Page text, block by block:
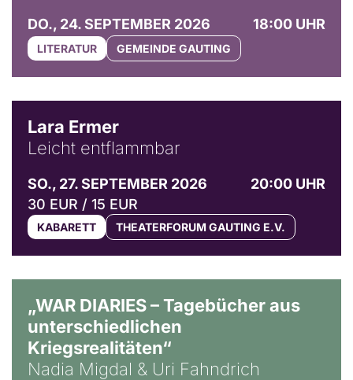
DO., 24. SEPTEMBER 2026 18:00 UHR
LITERATUR GEMEINDE GAUTING
Lara Ermer
Leicht entflammbar
SO., 27. SEPTEMBER 2026
20:00 UHR
30 EUR / 15 EUR
KABARETT THEATERFORUM GAUTING E.V.
„WAR DIARIES – Tagebücher aus
unterschiedlichen
Kriegsrealitäten“
Nadia Migdal & Uri Fahndrich